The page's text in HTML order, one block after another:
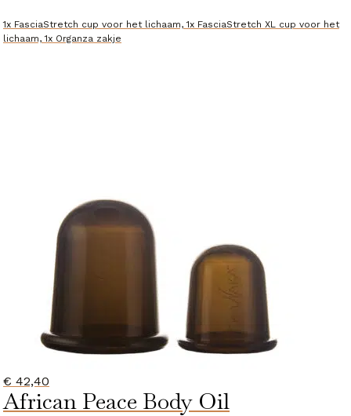
1x FasciaStretch cup voor het lichaam, 1x FasciaStretch XL cup voor het
lichaam, 1x Organza zakje
€ 42,40
African Peace Body Oil